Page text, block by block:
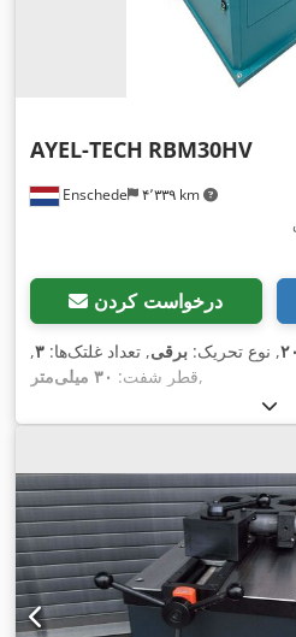
Enschede ۴٬۳۳۹ km
AYEL-TECH RBM30HV
درخواست کردن
, نوع تحریک: برقی, تعداد غلتک‌ها: ۳,
قطر شفت: ۳۰ میلی‌متر ,